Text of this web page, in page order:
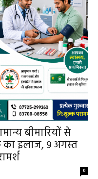
बीमारियों से
इलाज, 9 अगस्त
0